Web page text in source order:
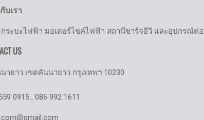
บเรา
ระบะไฟฟ้า มอเตอร์ไซค์ไฟฟ้า สถานีขาร์จอีวี และอุปกรณ์ต่อ
US
ยาว เขตคันนายาว กรุงเทพฯ 10230
0915 , 086 992 1611